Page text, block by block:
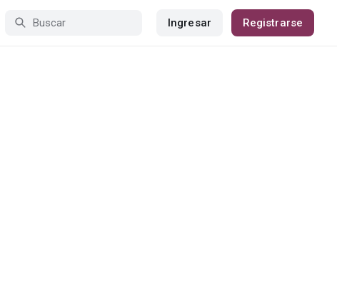
Ingresar Registrarse